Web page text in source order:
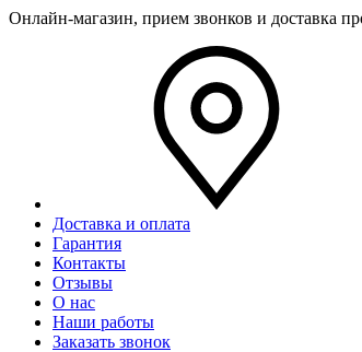
Онлайн-магазин, прием звонков и доставка
Доставка и оплата
Гарантия
Контакты
Отзывы
О нас
Наши работы
Заказать звонок